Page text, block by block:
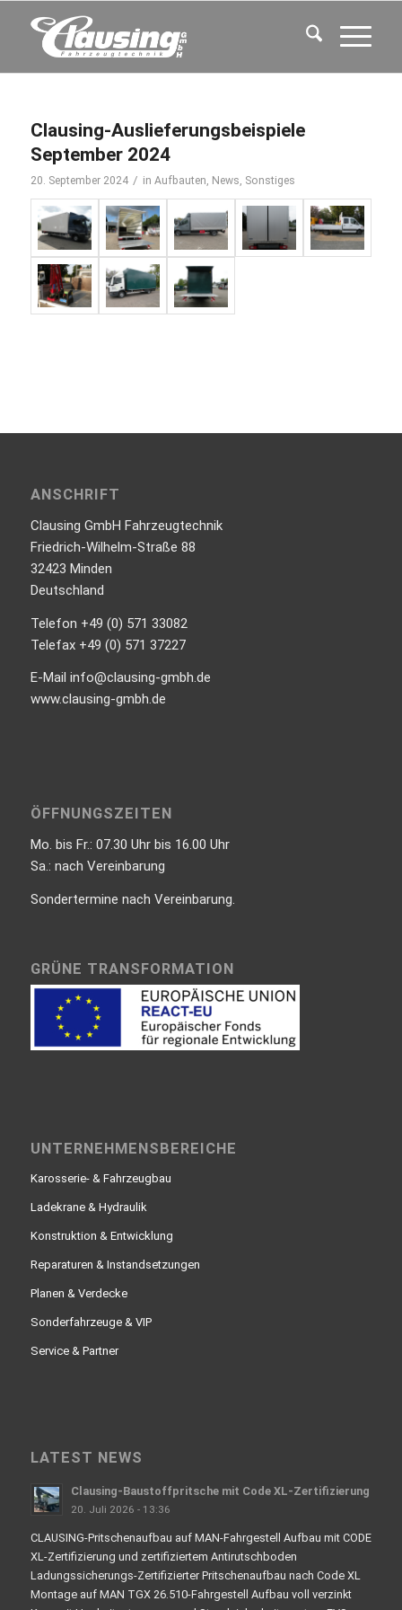
Clausing-Auslieferungsbeispiele
September 2024
20. September 2024 / in Aufbauten, News, Sonstiges
ANSCHRIFT
Clausing GmbH Fahrzeugtechnik
Friedrich-Wilhelm-Straße 88
32423 Minden
Deutschland
Telefon +49 (0) 571 33082
Telefax +49 (0) 571 37227
E-Mail info@clausing-gmbh.de
www.clausing-gmbh.de
ÖFFNUNGSZEITEN
Mo. bis Fr.: 07.30 Uhr bis 16.00 Uhr
Sa.: nach Vereinbarung
Sondertermine nach Vereinbarung.
GRÜNE TRANSFORMATION
UNTERNEHMENSBEREICHE
Karosserie- & Fahrzeugbau
Ladekrane & Hydraulik
Konstruktion & Entwicklung
Reparaturen & Instandsetzungen
Planen & Verdecke
Sonderfahrzeuge & VIP
Service & Partner
LATEST NEWS
Clausing-Baustoffpritsche mit Code XL-Zertifizierung
20. Juli 2026 - 13:36
CLAUSING-Pritschenaufbau auf MAN-Fahrgestell Aufbau mit CODE
XL-Zertifizierung und zertifiziertem Antirutschboden
Ladungssicherungs-Zertifizierter Pritschenaufbau nach Code XL
Montage auf MAN TGX 26.510-Fahrgestell Aufbau voll verzinkt